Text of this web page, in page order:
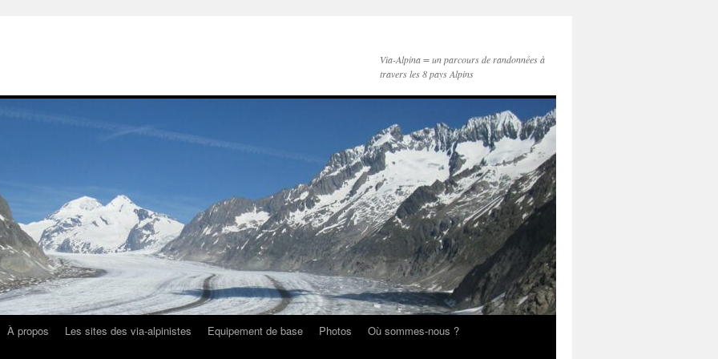
Via-Alpina = un parcours de randonnées à
travers les 8 pays Alpins
À propos Les sites des via-alpinistes Equipement de base Photos
Où sommes-nous ?